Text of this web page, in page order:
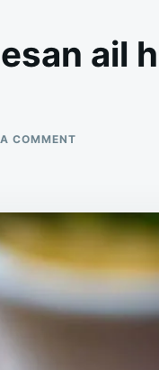
ail
COMMENT
FOUR
PARMESAN
HERBES